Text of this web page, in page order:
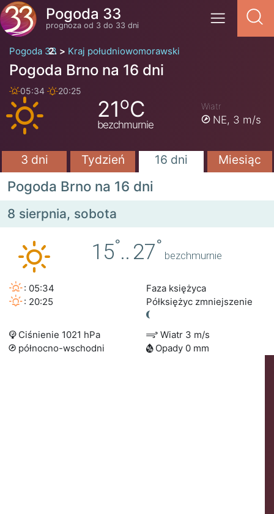
Pogoda 33
prognoza od 3 do 33 dni
Pogoda 33 Kraj południowomorawski
Pogoda Brno na 16 dni
05:34 20:25
21oC
bezchmurnie
Wiatr
NE, 3 m/s
3 dni Tydzień 16 dni Miesiąc
Pogoda Brno na 16 dni
8 sierpnia, sobota
15°.. 27°
bezchmurnie
: 05:34
: 20:25
Faza księżyca
Półksiężyc zmniejszenie
Ciśnienie 1021 hPa
Wiatr 3 m/s
północno-wschodni
Opady 0 mm